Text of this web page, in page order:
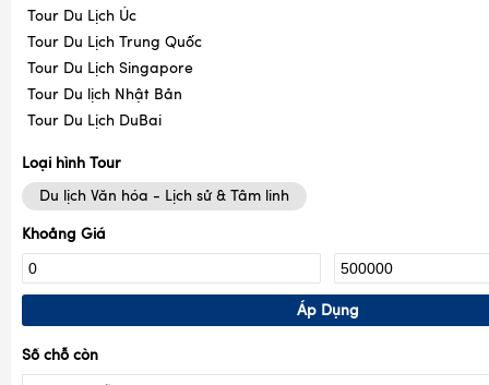
Tour Du Lịch Úc
Tour Du Lịch Trung Quốc
Tour Du Lịch Singapore
Tour Du lịch Nhật Bản
Tour Du Lịch DuBai
Loại hình Tour
Du lịch Văn hóa - Lịch sử & Tâm linh
Khoảng Giá
Áp Dụng
Số chỗ còn